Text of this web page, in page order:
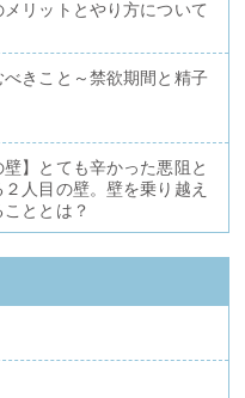
リットとやり方について
きこと～禁欲期間と精子
壁】とても辛かった悪阻と
人目の壁。壁を乗り越え
ととは？